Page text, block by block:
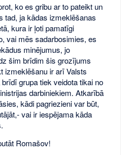
ko es gribu ar to pateikt un
tad, ja kādas izmeklēšanas
kura ir ļoti pamatīgi
vai mēs sadarbosimies, es
minējumus, jo
šim brīdim šis grozījums
izmeklēšanu ir arī Valsts
grupa tiek veidota tikai no
darbiniekiem. Atkarībā
kādi pagriezieni var būt,
vai ir iespējama kāda
Romašov!